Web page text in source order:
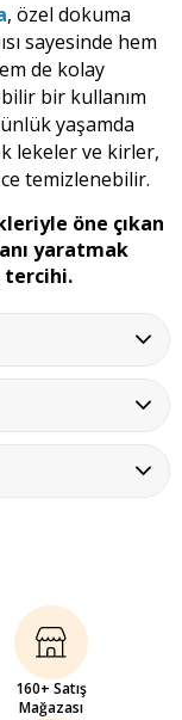
, özel dokuma
sayesinde hem
de kolay
bir kullanım
yaşamda
lekeler ve kirler,
temizlenebilir.
öne çıkan
yaratmak
tercihi.
160+ Satış
Mağazası